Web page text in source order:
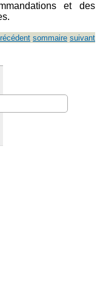
et des
sommaire suivant